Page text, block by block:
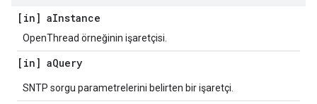
[in] aInstance
OpenThread örneğinin işaretçisi.
[in] aQuery
SNTP sorgu parametrelerini belirten bir işaretçi.